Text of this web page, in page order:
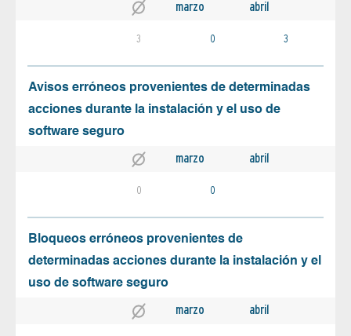
marzo abril
3 0 3
Avisos erróneos provenientes de determinadas
acciones durante la instalación y el uso de
software seguro
marzo abril
0 0
Bloqueos erróneos provenientes de
determinadas acciones durante la instalación y el
uso de software seguro
marzo abril